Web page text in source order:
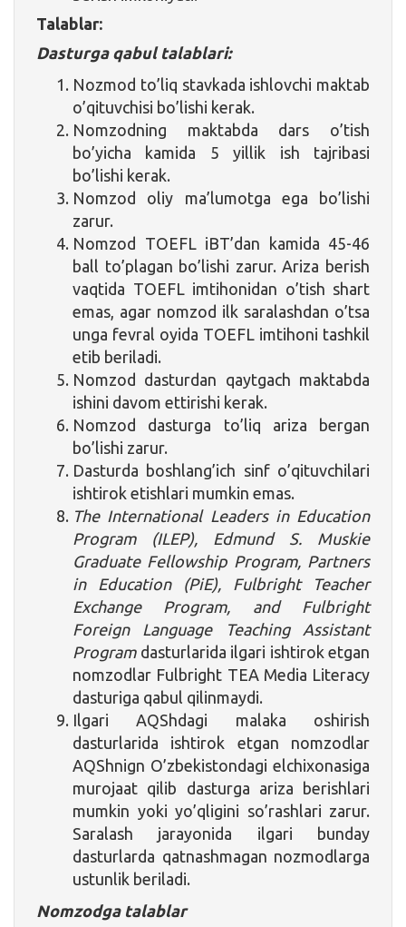
Talablar:
Dasturga qabul talablari:
Nozmod to’liq stavkada ishlovchi maktab
o’qituvchisi bo’lishi kerak.
Nomzodning maktabda dars o’tish
bo’yicha kamida 5 yillik ish tajribasi
bo’lishi kerak.
Nomzod oliy ma’lumotga ega bo’lishi
zarur.
Nomzod TOEFL iBT’dan kamida 45-46
ball to’plagan bo’lishi zarur. Ariza berish
vaqtida TOEFL imtihonidan o’tish shart
emas, agar nomzod ilk saralashdan o’tsa
unga fevral oyida TOEFL imtihoni tashkil
etib beriladi.
Nomzod dasturdan qaytgach maktabda
ishini davom ettirishi kerak.
Nomzod dasturga to’liq ariza bergan
bo’lishi zarur.
Dasturda boshlang’ich sinf o’qituvchilari
ishtirok etishlari mumkin emas.
The International Leaders in Education
Program (ILEP), Edmund S. Muskie
Graduate Fellowship Program, Partners
in Education (PiE), Fulbright Teacher
Exchange Program, and Fulbright
Foreign Language Teaching Assistant
Programdasturlarida ilgari ishtirok etgan
nomzodlar Fulbright TEA Media Literacy
dasturiga qabul qilinmaydi.
Ilgari AQShdagi malaka oshirish
dasturlarida ishtirok etgan nomzodlar
AQShnign O’zbekistondagi elchixonasiga
murojaat qilib dasturga ariza berishlari
mumkin yoki yo’qligini so’rashlari zarur.
Saralash jarayonida ilgari bunday
dasturlarda qatnashmagan nozmodlarga
ustunlik beriladi.
Nomzodga talablar